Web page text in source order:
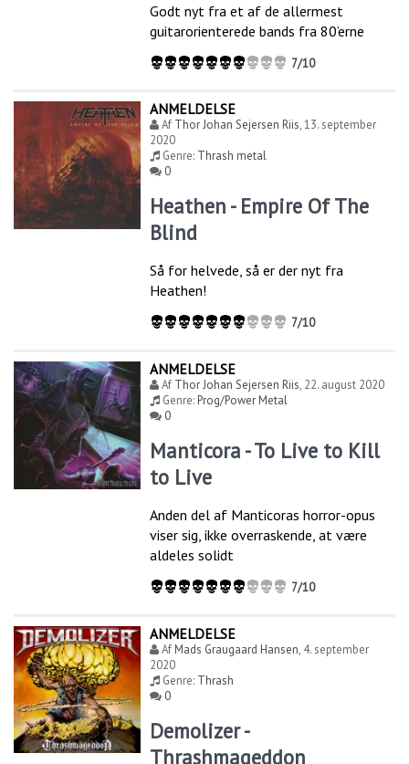
Godt nyt fra et af de allermest
guitarorienterede bands fra 80’erne
7/10
ANMELDELSE
Af Thor Johan Sejersen Riis,13. september
2020
Genre: Thrash metal
0
Heathen - Empire Of The
Blind
Så for helvede, så er der nyt fra
Heathen!
7/10
ANMELDELSE
Af Thor Johan Sejersen Riis, 22. august 2020
Genre:Prog/Power Metal
0
Manticora - To Live to Kill
to Live
Anden del af Manticoras horror-opus
viser sig, ikke overraskende, at være
aldeles solidt
7/10
ANMELDELSE
AfMads Graugaard Hansen, 4. september
2020
Genre: Thrash
0
Demolizer -
Thrashmageddon